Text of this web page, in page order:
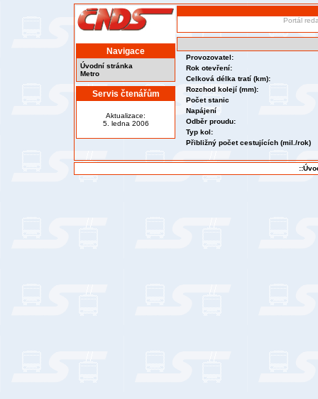
Navigace
Úvodní stránka
Metro
Servis čtenářům
Aktualizace:
5. ledna 2006
Portál
Provozovatel:
Rok otevření:
Celková délka tratí (km):
Rozchod kolejí (mm):
Počet stanic
Napájení
Odběr proudu:
Typ kol:
Přibližný počet cestujících (mil./rok)